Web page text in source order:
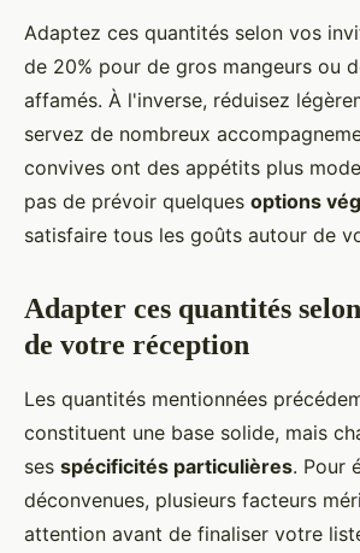
Adaptez ces quantités selon vos
de 20% pour de gros mangeurs ou
affamés. À l'inverse, réduisez
servez de nombreux
convives ont des appétits plus
pas de prévoir quelques options
satisfaire tous les goûts autour de
Adapter ces quantités
de votre réception
Les quantités mentionnées
constituent une base solide, mais
ses spécificités particulières. Pour
déconvenues, plusieurs facteurs
attention avant de finaliser votre